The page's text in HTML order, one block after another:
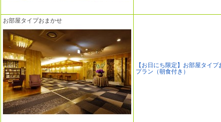
お部屋タイプおまかせ
【お日にち限定】お部屋タイプ
プラン（朝食付き）